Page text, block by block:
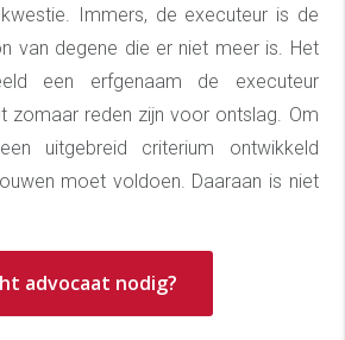
Immers, de executeur is de
van degene die er niet meer is. Het
een erfgenaam de executeur
zomaar reden zijn voor ontslag. Om
uitgebreid criterium ontwikkeld
moet voldoen. Daaraan is niet
advocaat nodig?